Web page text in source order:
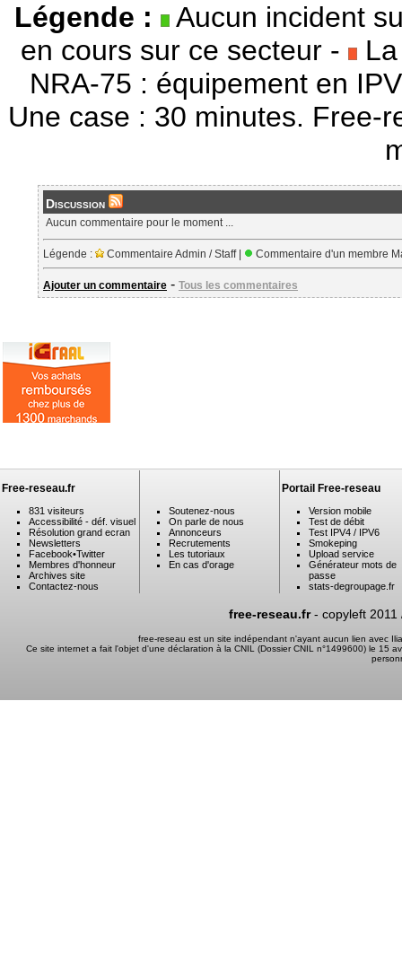
Légende :
Aucun incident
en cours sur ce secteur - La
NRA-75 : équipement en
Une case : 30 minutes. Free-
Discussion
Aucun commentaire pour le moment ...
Légende : Commentaire Admin / Staff | Commentaire d'un membre
Ajouter un commentaire - Tous les commentaires
Free-reseau.fr
831 visiteurs
Accessibilité - déf. visuel
Résolution grand ecran
Newsletters
Facebook•Twitter
Membres d'honneur
Archives site
Contactez-nous
Soutenez-nous
On parle de nous
Annonceurs
Recrutements
Les tutoriaux
En cas d'orage
Portail Free-reseau
Version mobile
Test de débit
Test IPV4 / IPV6
Smokeping
Upload service
Générateur mots de
passe
stats-degroupage.fr
free-reseau.fr- copyleft 2011
free-reseau est un site indépendant n'ayant aucun lien avec
Ce site internet a fait l'objet d'une déclaration à la CNIL (Dossier CNIL n°1499600) le 15